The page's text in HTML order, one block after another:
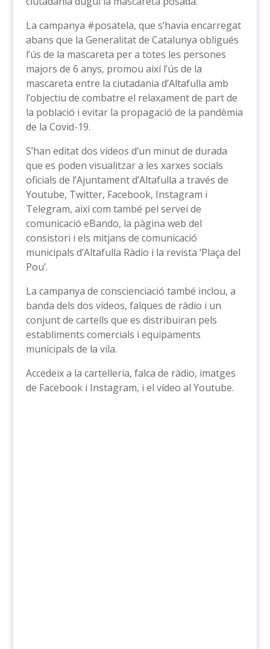
La campanya #posatela, que s’havia encarregat
abans que la Generalitat de Catalunya obligués
l’ús de la mascareta per a totes les persones
majors de 6 anys, promou així l’ús de la
mascareta entre la ciutadania d’Altafulla amb
l’objectiu de combatre el relaxament de part de
la població i evitar la propagació de la pandèmia
de la Covid-19.
S’han editat dos vídeos d’un minut de durada
que es poden visualitzar a les xarxes socials
oficials de l’Ajuntament d’Altafulla a través de
Youtube, Twitter, Facebook, Instagram i
Telegram, així com també pel servei de
comunicació eBando, la pàgina web del
consistori i els mitjans de comunicació
municipals d’Altafulla Ràdio i la revista ‘Plaça del
Pou’.
La campanya de conscienciació també inclou, a
banda dels dos vídeos, falques de ràdio i un
conjunt de cartells que es distribuiran pels
establiments comercials i equipaments
municipals de la vila.
Accedeix a la cartelleria, falca de ràdio, imatges
de Facebook i Instagram, i el vídeo al Youtube.